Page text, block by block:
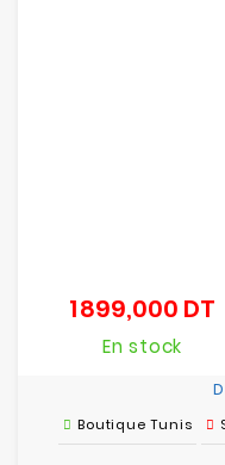
1 899,000 DT
En stock
Boutique Tunis